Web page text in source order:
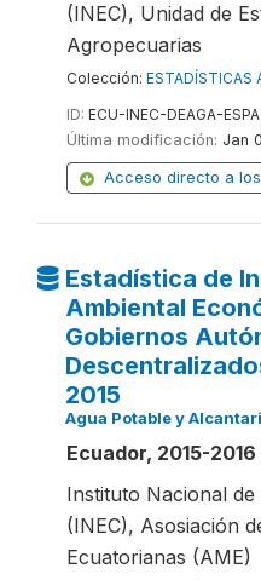
(INEC), Unidad de
Agropecuarias
Colección: ESTADÍSTICAS
ID: ECU-INEC-DEAGA-
Última modificación: Jan
Acceso directo a
Estadística de
Ambiental
Gobiernos
2015
Agua Potable y
Ecuador, 2015-2016
Instituto Nacional de
(INEC), Asosiación
Ecuatorianas (AME)